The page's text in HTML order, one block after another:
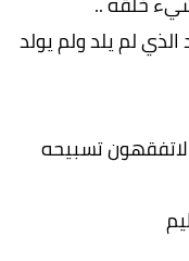
لم يلد ولم يولد
تسبيحه